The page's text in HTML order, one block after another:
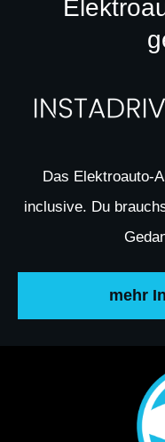
Das Elektroauto-
inclusive. Du
mehr